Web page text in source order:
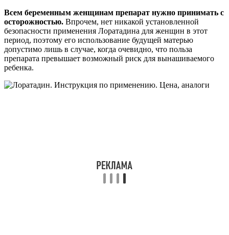
Всем беременным женщинам препарат нужно принимать с
осторожностью. Впрочем, нет никакой установленной
безопасности применения Лоратадина для женщин в этот
период, поэтому его использование будущей матерью
допустимо лишь в случае, когда очевидно, что польза
препарата превышает возможный риск для вынашиваемого
ребенка.